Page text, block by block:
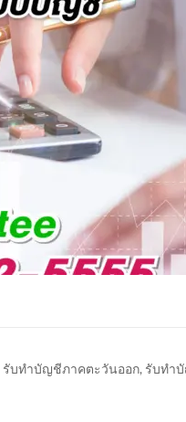
รับทำบัญชีภาคตะวันออก, รับทำ